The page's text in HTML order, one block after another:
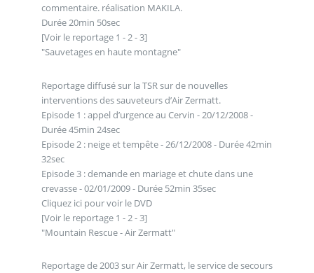
commentaire. réalisation MAKILA.
Durée 20min 50sec
[Voir le reportage 1 - 2 - 3]
"Sauvetages en haute montagne"
Reportage diffusé sur la TSR sur de nouvelles
interventions des sauveteurs d’Air Zermatt.
Episode 1 : appel d’urgence au Cervin - 20/12/2008 -
Durée 45min 24sec
Episode 2 : neige et tempête - 26/12/2008 - Durée 42min
32sec
Episode 3 : demande en mariage et chute dans une
crevasse - 02/01/2009 - Durée 52min 35sec
Cliquez ici pour voir le DVD
[Voir le reportage 1 - 2 - 3]
"Mountain Rescue - Air Zermatt"
Reportage de 2003 sur Air Zermatt, le service de secours